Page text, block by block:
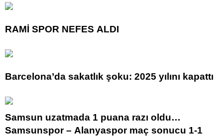
RAMİ SPOR NEFES ALDI
Barcelona’da sakatlık şoku: 2025 yılını kapattı
Samsun uzatmada 1 puana razı oldu…
Samsunspor – Alanyaspor maç sonucu 1-1